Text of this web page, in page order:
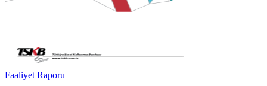
Faaliyet Raporu